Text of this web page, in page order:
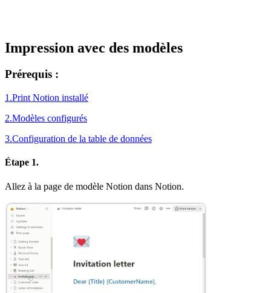
Impression avec des modèles
Prérequis :
1.Print Notion installé
2.Modèles configurés
3.Configuration de la table de données
Étape 1.
Allez à la page de modèle Notion dans Notion.